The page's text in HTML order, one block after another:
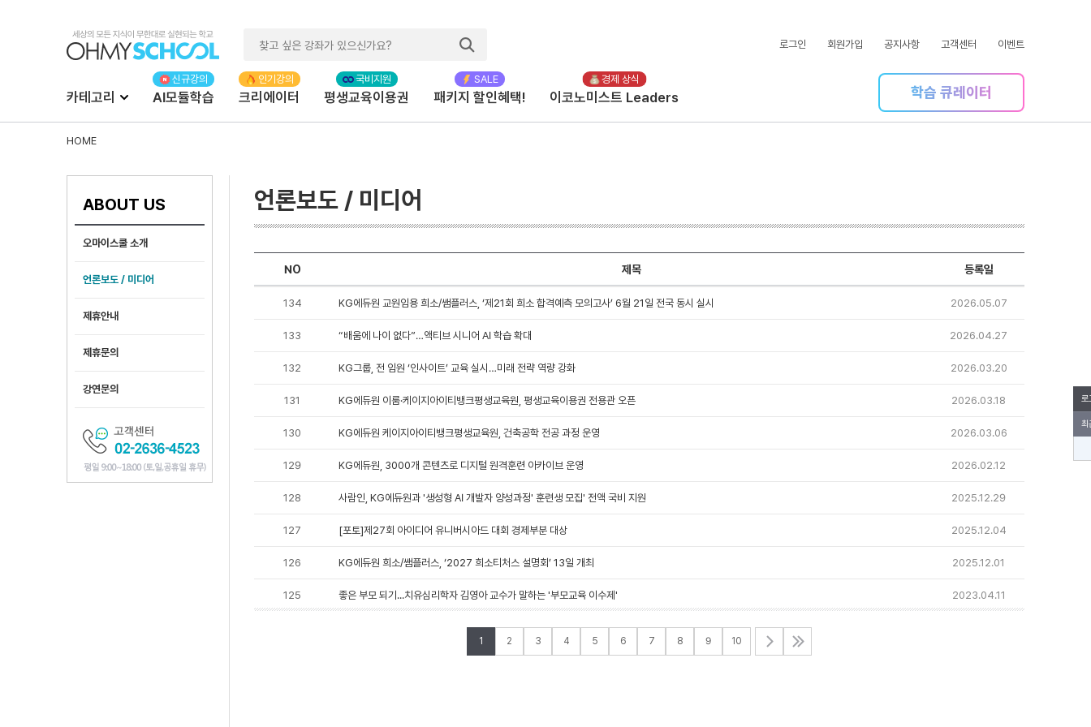
로그인 회원가입 공지사항 고객센터 이벤트
카테고리 AI모듈학습 크리에이터 평생교육이용권 패키지 할인혜택! 이코노미스트 Leaders 학습 큐레이터
HOME
ABOUT US
오마이스쿨 소개
언론보도 / 미디어
제휴안내
제휴문의
강연문의
언론보도 / 미디어
NO 제목 등록일
134 KG에듀원 교원임용 희소/쌤플러스, ‘제21회 희소 합격예측 모의고사’ 6월 21일 전국 동시 실시 2026.05.07
133 “배움에 나이 없다”…액티브 시니어 AI 학습 확대 2026.04.27
132 KG그룹, 전 임원 ‘인사이트’ 교육 실시…미래 전략 역량 강화 2026.03.20
131 KG에듀원 이룸·케이지아이티뱅크평생교육원, 평생교육이용권 전용관 오픈 2026.03.18
130 KG에듀원 케이지아이티뱅크평생교육원, 건축공학 전공 과정 운영 2026.03.06
129 KG에듀원, 3000개 콘텐츠로 디지털 원격훈련 아카이브 운영 2026.02.12
128 사람인, KG에듀원과 '생성형 AI 개발자 양성과정' 훈련생 모집' 전액 국비 지원 2025.12.29
127 [포토]제27회 아이디어 유니버시아드 대회 경제부분 대상 2025.12.04
126 KG에듀원 희소/쌤플러스, ‘2027 희소티처스 설명회’ 13일 개최 2025.12.01
125 좋은 부모 되기...치유심리학자 김영아 교수가 말하는 '부모교육 이수제' 2023.04.11
1 2 3 4 5 6 7 8 9 10
로
최